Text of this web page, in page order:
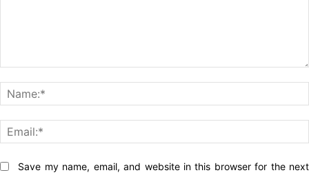
Website:Save my name, email, and website in this browser for the next